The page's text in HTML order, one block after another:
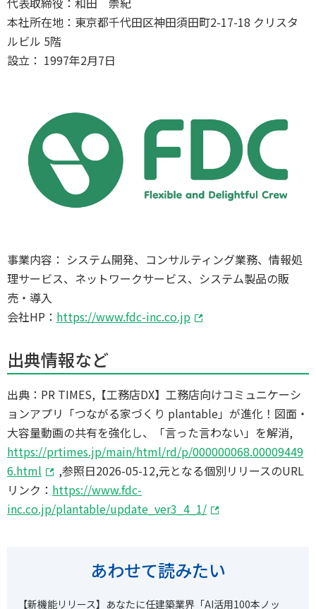
本社所在地：東京都千代田区神田須田町2-17-18 クリスタ
ルビル 5階
設立： 1997年2月7日
事業内容： システム開発、コンサルティング業務、情報処
理サービス、ネットワークサービス、システム製品の販
売・導入
会社HP： https://www.fdc-inc.co.jp
出典情報など
出典：PR TIMES,【工務店DX】工務店向けコミュニケーシ
ョンアプリ「つながる家づくり plantable」が進化！図面・
大容量動画の共有を強化し、「言った言わない」を解消,
https://prtimes.jp/main/html/rd/p/000000068.00009449
6.html
,参照日2026-05-12,元となる個別リリースのURL
リンク： https://www.fdc-
inc.co.jp/plantable/update_ver3_4_1/
あわせて読みたい
【新機能リリース】あなたに任建築業界「AI活用100本ノッ